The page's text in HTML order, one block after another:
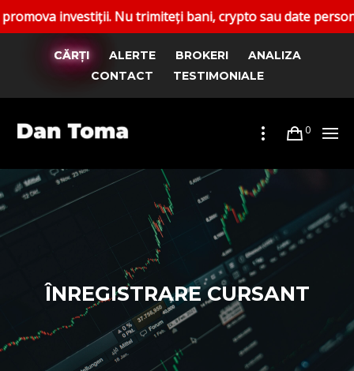
investiții. Nu trimiteți bani, crypto sau date
CĂRȚI ALERTE BROKERI
ANALIZA
CONTACT
TESTIMONIALE
0
ÎNREGISTRARE CURSANT